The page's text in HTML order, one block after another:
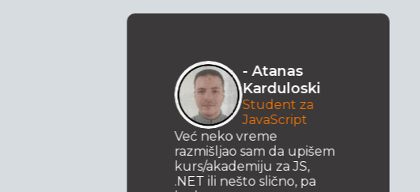
- Atanas
Karduloski
Student za
JavaScript
Već neko vreme
razmišljao sam da upišem
kurs/akademiju za JS,
.NET ili nešto slično, pa